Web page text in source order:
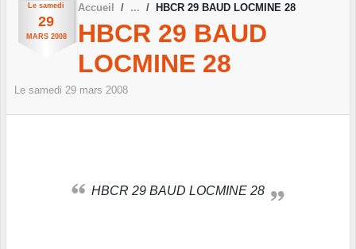
Le samedi
29
MARS 2008
Accueil HBCR 29 BAUD LOCMINE 28
HBCR 29 BAUD
LOCMINE 28
Le samedi 29 mars 2008
HBCR 29 BAUD LOCMINE 28